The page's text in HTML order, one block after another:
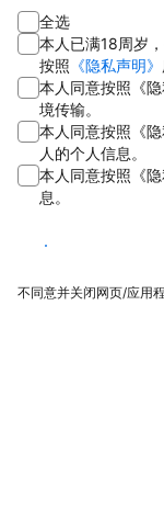
全选
本人已满18周岁
按照 《隐私声明》
本人同意按照《
境传输。
本人同意按照《
人的个人信息。
本人同意按照《
息。
同意
不同意并关闭网页/应用